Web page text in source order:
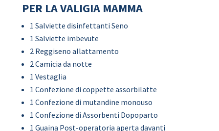
PER LA VALIGIA MAMMA
1 Salviette disinfettanti Seno
1 Salviette imbevute
2 Reggiseno allattamento
2 Camicia da notte
1 Vestaglia
1 Confezione di coppette assorbilatte
1 Confezione di mutandine monouso
1 Confezione di Assorbenti Dopoparto
1 Guaina Post-operatoria aperta davanti